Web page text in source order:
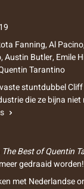
Fanning,Al Pacino
,Austin Butler,Emile
Tarantino
stuntdubbel
die ze bijna niet
The Best of Quentin
gedraaid worden!
met Nederlandse